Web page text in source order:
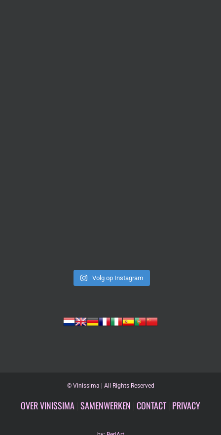
Volg op Instagram
© Vinissima | All Rights Reserved
OVER VINISSIMA SAMENWERKEN CONTACT| PRIVACY